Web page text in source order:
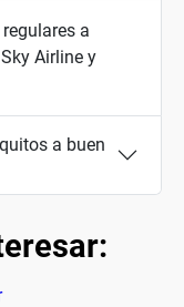
a
Sky Airline y
a buen